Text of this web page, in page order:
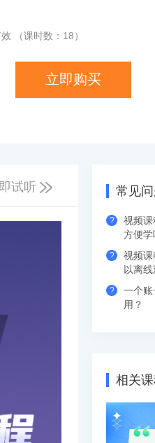
（课时数： 18）
立即购买
试听 常见
?
视频
方便学
下单支付
习中心-视
?
视频
以离
视频课程
?
一个账
用？
备，超出
相关